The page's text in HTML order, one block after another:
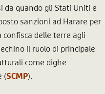
da quando gli Stati Uniti e
sanzioni ad Harare per
delle terre agli
il ruolo di principale
come dighe
(SCMP).